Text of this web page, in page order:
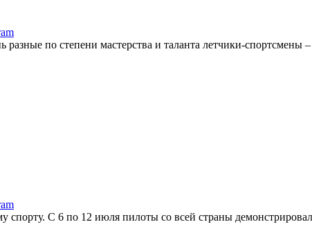
разные по степени мастерства и таланта летчики-
спорту. С 6 по 12 июля пилоты со всей страны